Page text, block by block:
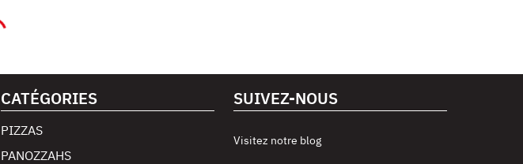
CATÉGORIES
PIZZAS
PANOZZAHS
SUIVEZ-NOUS
Visitez notre blog